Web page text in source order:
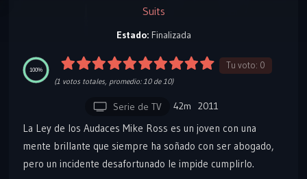
Suits
Estado: Finalizada
100% Tu voto: 0
(1 votos totales, promedio: 10de 10)
Serie de TV 42m 2011
La Ley de los Audaces Mike Ross es un joven con una
mente brillante que siempre ha soñado con ser abogado,
pero un incidente desafortunado le impide cumplirlo.